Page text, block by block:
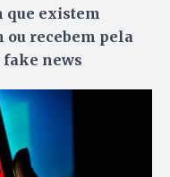
que existem
ou recebem pela
fake news